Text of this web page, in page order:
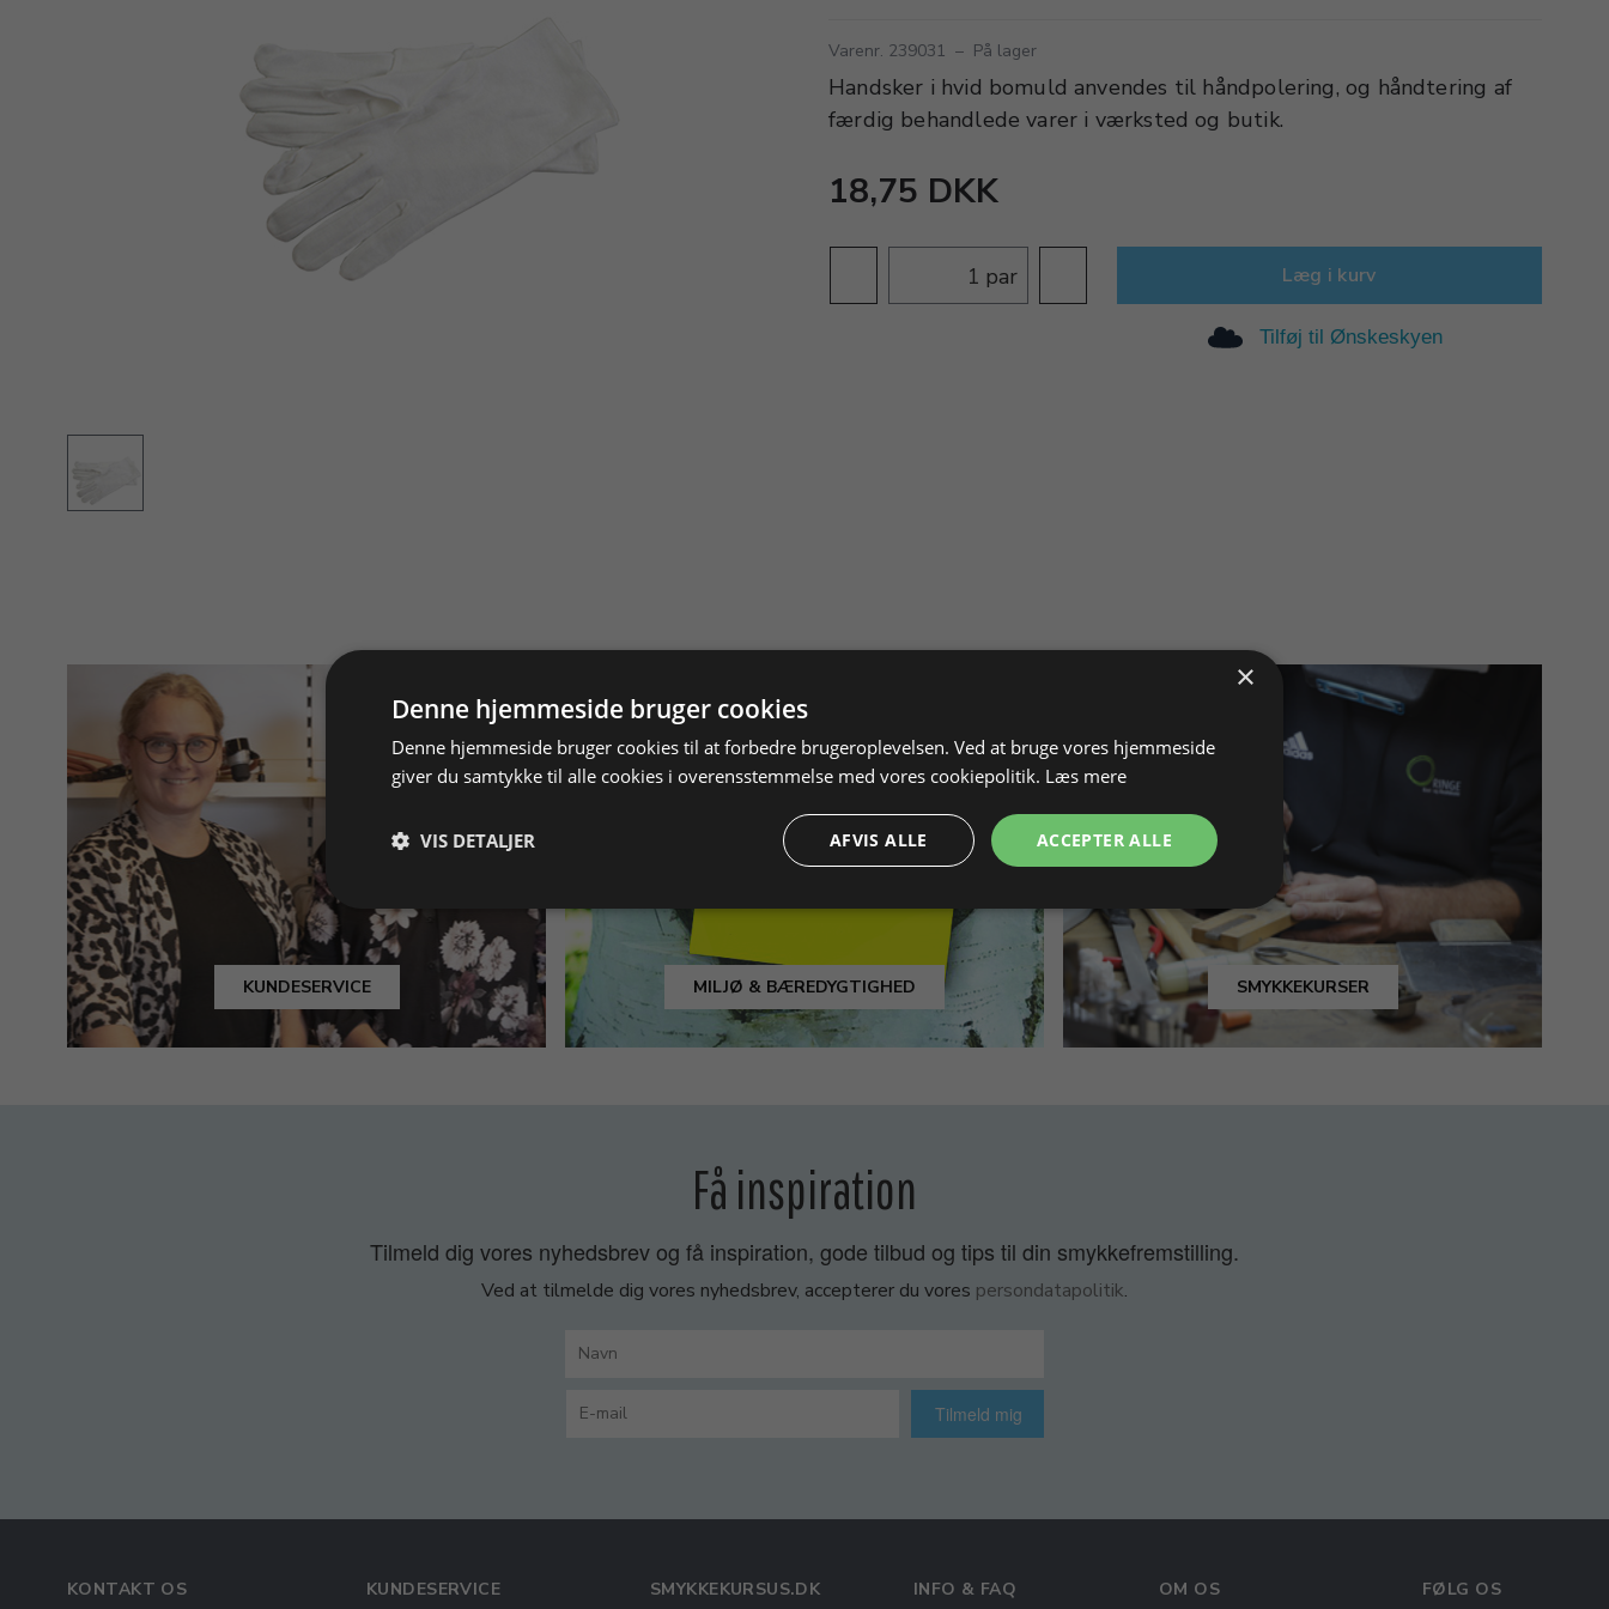
Varenr. 239031 – På lager
Handsker i hvid bomuld anvendes til håndpolering, og håndtering af
færdig behandlede varer i værksted og butik.
18,75 DKK
par Læg i kurv
Tilføj til Ønskeskyen
KUNDESERVICE MILJØ & BÆREDYGTIGHED SMYKKEKURSER
Få inspiration
Tilmeld dig vores nyhedsbrev og få inspiration, gode tilbud og tips til din smykkefremstilling.
Ved at tilmelde dig vores nyhedsbrev, accepterer du vores persondatapolitik.
Tilmeld mig
KONTAKT OS KUNDESERVICE SMYKKEKURSUS.DK INFO & FAQ OM OS FØLG OS
×
Denne hjemmeside bruger cookies
Denne hjemmeside bruger cookies til at forbedre brugeroplevelsen. Ved at bruge vores hjemmeside
giver du samtykke til alle cookies i overensstemmelse med vores cookiepolitik. Læs mere
ACCEPTER ALLE
AFVIS ALLE
VIS DETALJER